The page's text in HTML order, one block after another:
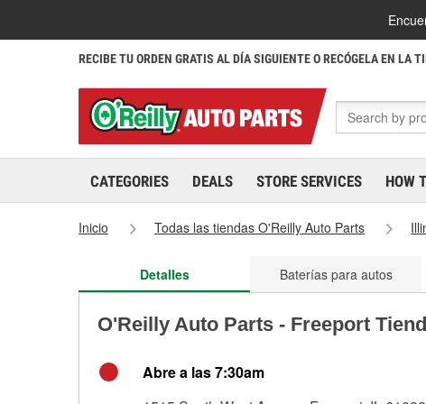
RECIBE TU ORDEN GRATIS AL DÍA SIGUIENTE O RECÓGELA EN LA
CATEGORIES DEALS STORE SERVICES HOW
Inicio Todas las tiendas O'Reilly Auto Parts
Detalles Baterías para autos
O'Reilly Auto Parts - Freeport
Abre a las 7:30am